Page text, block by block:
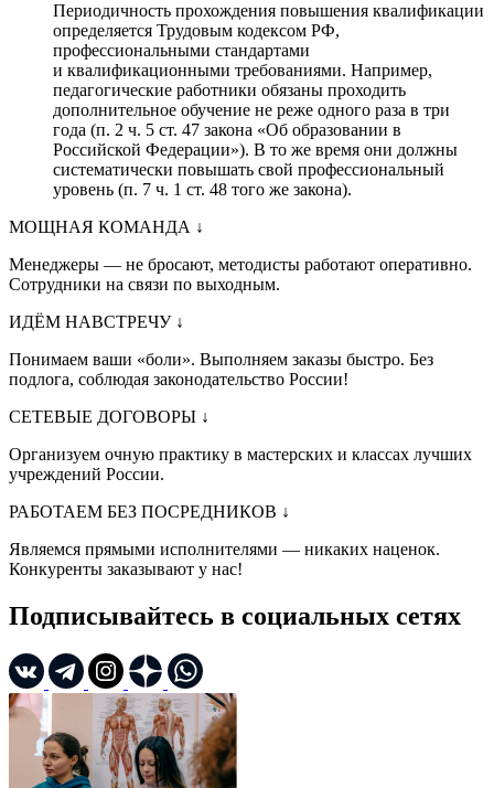
Периодичность прохождения повышения квалификации
определяется Трудовым кодексом РФ,
профессиональными стандартами
и квалификационными требованиями. Например,
педагогические работники обязаны проходить
дополнительное обучение не реже одного раза в три
года (п. 2 ч. 5 ст. 47 закона «Об образовании в
Российской Федерации»). В то же время они должны
систематически повышать свой профессиональный
уровень (п. 7 ч. 1 ст. 48 того же закона).
МОЩНАЯ КОМАНДА ↓
Менеджеры — не бросают, методисты работают оперативно.
Сотрудники на связи по выходным.
ИДЁМ НАВСТРЕЧУ ↓
Понимаем ваши «боли». Выполняем заказы быстро. Без
подлога, соблюдая законодательство России!
СЕТЕВЫЕ ДОГОВОРЫ ↓
Организуем очную практику в мастерских и классах лучших
учреждений России.
РАБОТАЕМ БЕЗ ПОСРЕДНИКОВ ↓
Являемся прямыми исполнителями — никаких наценок.
Конкуренты заказывают у нас!
Подписывайтесь в социальных сетях